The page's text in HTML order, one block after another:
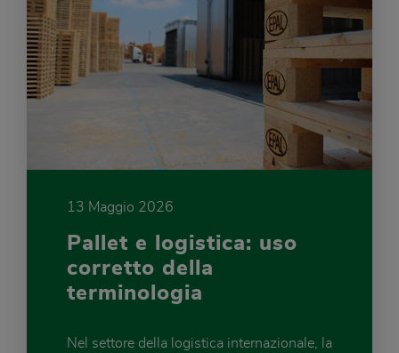
13 Maggio 2026
Pallet e logistica: uso
corretto della
terminologia
Nel settore della logistica internazionale, la